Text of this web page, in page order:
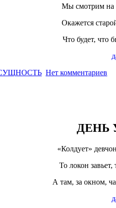
Мы смотрим на
Окажется
Что будет, что
Нет комментариев
ДЕНЬ
«Колдует»
То локон
А там, за окном,